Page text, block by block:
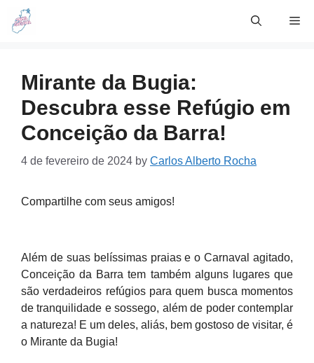
Skip
Mirante da Bugia:
Descubra esse Refúgio em
Conceição da Barra!
4 de fevereiro de 2024 by Carlos Alberto Rocha
Compartilhe com seus amigos!
Além de suas belíssimas praias e o Carnaval agitado,
Conceição da Barra tem também alguns lugares que
são verdadeiros refúgios para quem busca momentos
de tranquilidade e sossego, além de poder contemplar
a natureza! E um deles, aliás, bem gostoso de visitar, é
o Mirante da Bugia!